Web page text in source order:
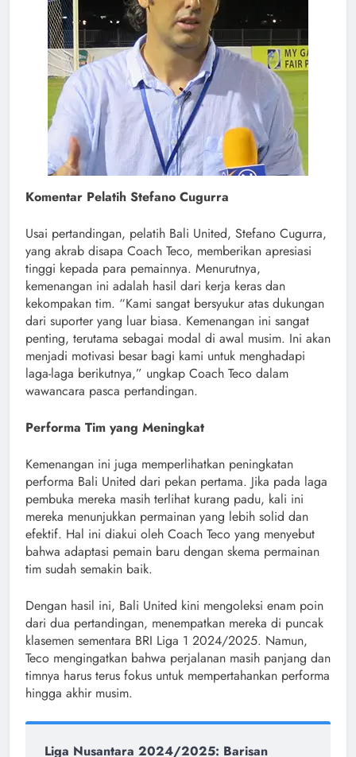
Komentar Pelatih Stefano Cugurra
Usai pertandingan, pelatih Bali United, Stefano Cugurra,
yang akrab disapa Coach Teco, memberikan apresiasi
tinggi kepada para pemainnya. Menurutnya,
kemenangan ini adalah hasil dari kerja keras dan
kekompakan tim. “Kami sangat bersyukur atas dukungan
dari suporter yang luar biasa. Kemenangan ini sangat
penting, terutama sebagai modal di awal musim. Ini akan
menjadi motivasi besar bagi kami untuk menghadapi
laga-laga berikutnya,” ungkap Coach Teco dalam
wawancara pasca pertandingan.
Performa Tim yang Meningkat
Kemenangan ini juga memperlihatkan peningkatan
performa Bali United dari pekan pertama. Jika pada laga
pembuka mereka masih terlihat kurang padu, kali ini
mereka menunjukkan permainan yang lebih solid dan
efektif. Hal ini diakui oleh Coach Teco yang menyebut
bahwa adaptasi pemain baru dengan skema permainan
tim sudah semakin baik.
Dengan hasil ini, Bali United kini mengoleksi enam poin
dari dua pertandingan, menempatkan mereka di puncak
klasemen sementara BRI Liga 1 2024/2025. Namun,
Teco mengingatkan bahwa perjalanan masih panjang dan
timnya harus terus fokus untuk mempertahankan performa
hingga akhir musim.
Liga Nusantara 2024/2025: Barisan